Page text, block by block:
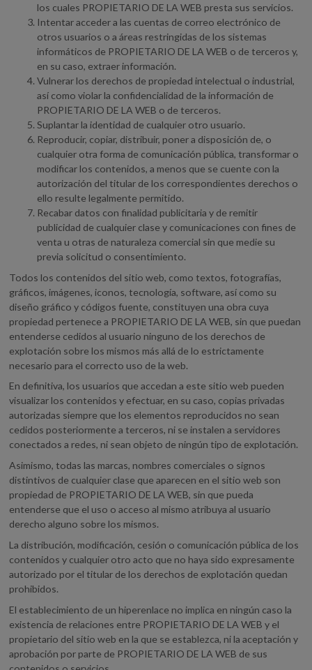
los cuales PROPIETARIO DE LA WEB presta sus servicios.
Intentar acceder a las cuentas de correo electrónico de
otros usuarios o a áreas restringidas de los sistemas
informáticos de PROPIETARIO DE LA WEB o de terceros y,
en su caso, extraer información.
Vulnerar los derechos de propiedad intelectual o industrial,
así como violar la confidencialidad de la información de
PROPIETARIO DE LA WEB o de terceros.
Suplantar la identidad de cualquier otro usuario.
Reproducir, copiar, distribuir, poner a disposición de, o
cualquier otra forma de comunicación pública, transformar o
modificar los contenidos, a menos que se cuente con la
autorización del titular de los correspondientes derechos o
ello resulte legalmente permitido.
Recabar datos con finalidad publicitaria y de remitir
publicidad de cualquier clase y comunicaciones con fines de
venta u otras de naturaleza comercial sin que medie su
previa solicitud o consentimiento.
Todos los contenidos del sitio web, como textos, fotografías,
gráficos, imágenes, iconos, tecnología, software, así como su
diseño gráfico y códigos fuente, constituyen una obra cuya
propiedad pertenece a PROPIETARIO DE LA WEB, sin que puedan
entenderse cedidos al usuario ninguno de los derechos de
explotación sobre los mismos más allá de lo estrictamente
necesario para el correcto uso de la web.
En definitiva, los usuarios que accedan a este sitio web pueden
visualizar los contenidos y efectuar, en su caso, copias privadas
autorizadas siempre que los elementos reproducidos no sean
cedidos posteriormente a terceros, ni se instalen a servidores
conectados a redes, ni sean objeto de ningún tipo de explotación.
Asimismo, todas las marcas, nombres comerciales o signos
distintivos de cualquier clase que aparecen en el sitio web son
propiedad de PROPIETARIO DE LA WEB, sin que pueda
entenderse que el uso o acceso al mismo atribuya al usuario
derecho alguno sobre los mismos.
La distribución, modificación, cesión o comunicación pública de los
contenidos y cualquier otro acto que no haya sido expresamente
autorizado por el titular de los derechos de explotación quedan
prohibidos.
El establecimiento de un hiperenlace no implica en ningún caso la
existencia de relaciones entre PROPIETARIO DE LA WEB y el
propietario del sitio web en la que se establezca, ni la aceptación y
aprobación por parte de PROPIETARIO DE LA WEB de sus